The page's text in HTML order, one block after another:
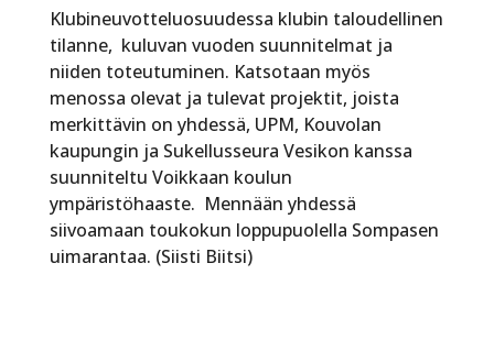
Klubineuvotteluosuudessa klubin taloudellinen
tilanne, kuluvan vuoden suunnitelmat ja
niiden toteutuminen. Katsotaan myös
menossa olevat ja tulevat projektit, joista
merkittävin on yhdessä, UPM, Kouvolan
kaupungin ja Sukellusseura Vesikon kanssa
suunniteltu Voikkaan koulun
ympäristöhaaste. Mennään yhdessä
siivoamaan toukokun loppupuolella Sompasen
uimarantaa. (Siisti Biitsi)